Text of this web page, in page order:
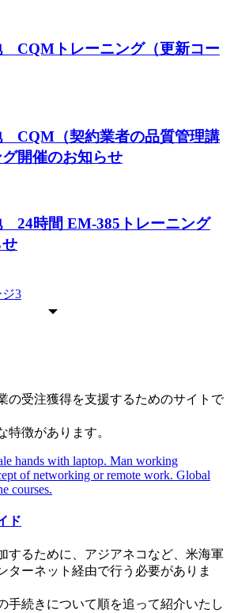
CQMトレーニング（更新コー
CQM（契約業者の品質管理講
開催のお知らせ
24時間 EM-385トレーニング
3
の受注獲得を支援するためのサイトで
特徴があります。
ド
するために、アジアネコなど、米海軍
ターネット経由で行う必要がありま
手続きについて順を追って紹介いたし